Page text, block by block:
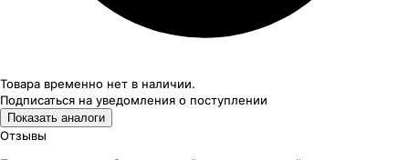
Товара временно нет в наличии.
Подписаться на уведомления о поступлении
Показать аналоги
Отзывы